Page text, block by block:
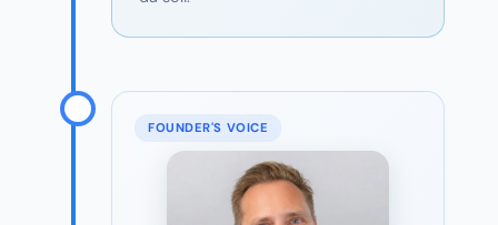
FOUNDER'S VOICE